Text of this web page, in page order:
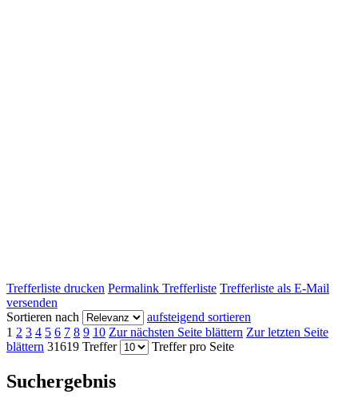
Trefferliste drucken Permalink Trefferliste Trefferliste als E-Mail
versenden
Sortieren nach
aufsteigend sortieren
1 2 3 4 5 6 7 8 9 10 Zur nächsten Seite blättern Zur letzten Seite
blättern 31619 Treffer Treffer pro Seite
Suchergebnis